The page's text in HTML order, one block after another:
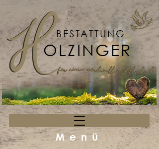
Menü
BESTATTUNG
OLZINGER